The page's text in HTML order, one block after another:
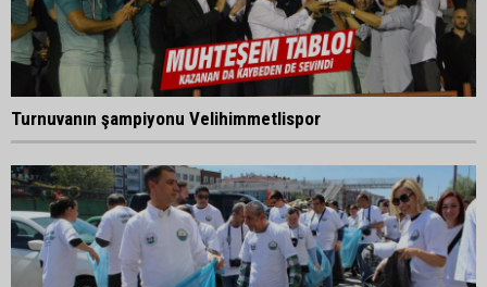
Turnuvanın şampiyonu Velihimmetlispor